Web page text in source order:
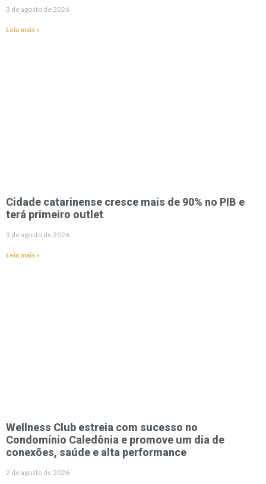
3 de agosto de 2026
Leia mais »
Cidade catarinense cresce mais de 90% no PIB e
terá primeiro outlet
3 de agosto de 2026
Leia mais »
Wellness Club estreia com sucesso no
Condomínio Caledônia e promove um dia de
conexões, saúde e alta performance
2 de agosto de 2026